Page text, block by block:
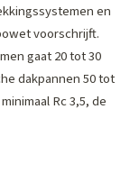
en
voorschrijft.
gaat 20 tot 30
dakpannen 50 tot
Rc 3,5, de